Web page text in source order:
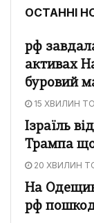
ОСТАННІ
рф
активах
буровий
15 ХВИЛИН
Ізраїль
Трампа
20 ХВИЛИН
На
рф